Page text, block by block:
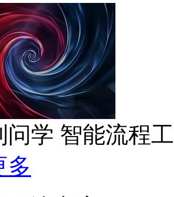
问学 智能流程
多